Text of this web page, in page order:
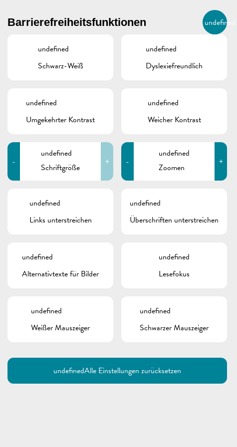
DE
BIERGER.REMICH.LU
Utilisez la recherche pour
Comme par exemple des contacts, des
informations ou de documents.
Barrierefreiheitsfunktionen undefined
undefined
Schwarz-Weiß
undefined
Dyslexiefreundlich
undefined
Umgekehrter Kontrast
undefined
Weicher Kontrast
-
undefined
Schriftgröße
+ -
undefined
Zoomen
+
undefined
Links unterstreichen
undefined
Überschriften unterstreichen
undefined
Alternativtexte für Bilder
undefined
Lesefokus
undefined
Weißer Mauszeiger
undefined
Schwarzer Mauszeiger
undefinedAlle Einstellungen zurücksetzen